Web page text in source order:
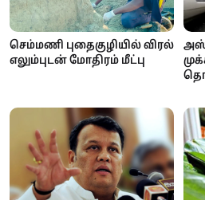
செம்மணி புதைகுழியில் விரல்
எலும்புடன் மோதிரம் மீட்பு